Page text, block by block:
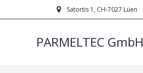
Satortis 1, CH-7027 Lüen
PARMELTEC GmbH